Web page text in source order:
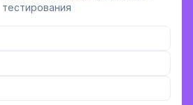
тестирования